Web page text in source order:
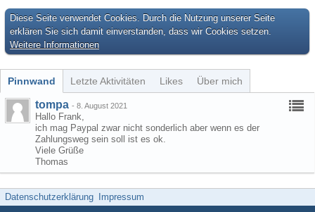
Diese Seite verwendet Cookies. Durch die Nutzung unserer Seite
erklären Sie sich damit einverstanden, dass wir Cookies setzen.
Weitere Informationen
Pinnwand Letzte Aktivitäten Likes Über mich
tompa - 8. August 2021
Hallo Frank,
ich mag Paypal zwar nicht sonderlich aber wenn es der
Zahlungsweg sein soll ist es ok.
Viele Grüße
Thomas
Datenschutzerklärung Impressum